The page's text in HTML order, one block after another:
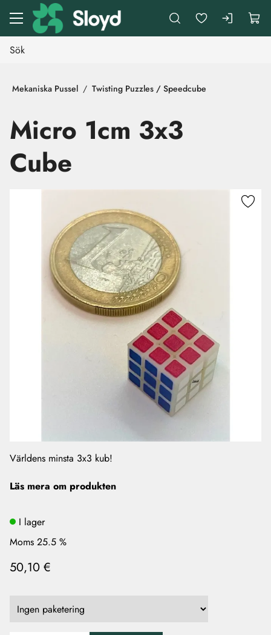
Gå till huvudinnehåll
Mekaniska Pussel Twisting Puzzles / Speedcube
Micro 1cm 3x3
Cube
Hoppa över bilder
Världens minsta 3x3 kub!
Läs mera om produkten
I lager
Moms 25.5 %
50,10 €